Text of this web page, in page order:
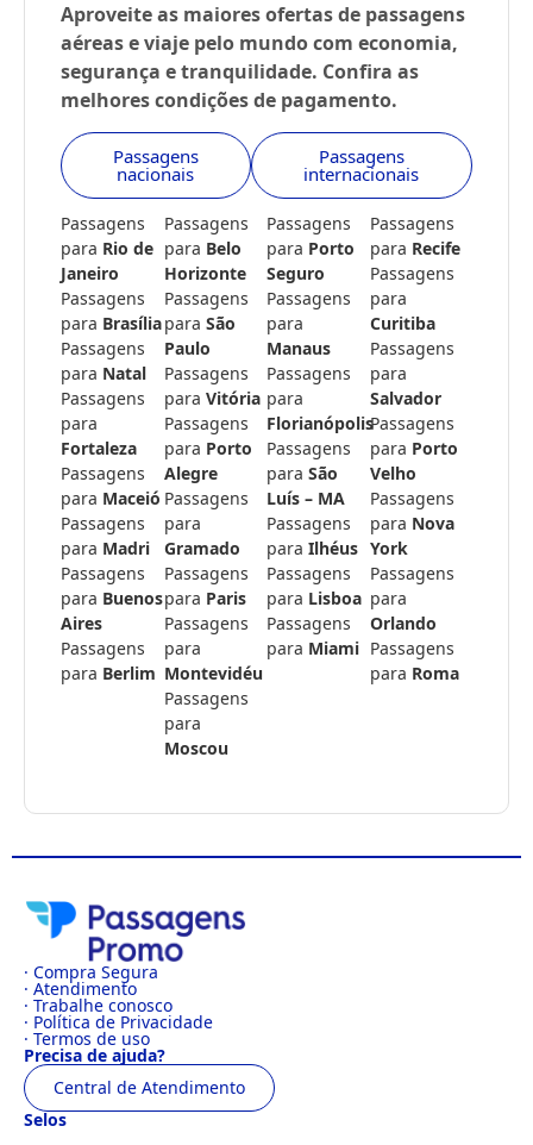
Aproveite as maiores ofertas de passagens
aéreas e viaje pelo mundo com economia,
segurança e tranquilidade. Confira as
melhores condições de pagamento.
Passagens
nacionais
Passagens
internacionais
Passagens
para Rio de
Janeiro
Passagens
para Brasília
Passagens
para Natal
Passagens
para
Fortaleza
Passagens
para Maceió
Passagens
para Madri
Passagens
para Buenos
Aires
Passagens
para Berlim
Passagens
para Belo
Horizonte
Passagens
para São
Paulo
Passagens
para Vitória
Passagens
para Porto
Alegre
Passagens
para
Gramado
Passagens
para Paris
Passagens
para
Montevidéu
Passagens
para
Moscou
Passagens
para Porto
Seguro
Passagens
para
Manaus
Passagens
para
Florianópolis
Passagens
para São
Luís – MA
Passagens
para Ilhéus
Passagens
para Lisboa
Passagens
para Miami
Passagens
para Recife
Passagens
para
Curitiba
Passagens
para
Salvador
Passagens
para Porto
Velho
Passagens
para Nova
York
Passagens
para
Orlando
Passagens
para Roma
· Compra Segura
· Atendimento
· Trabalhe conosco
· Política de Privacidade
· Termos de uso
Precisa de ajuda?
Central de Atendimento
Selos